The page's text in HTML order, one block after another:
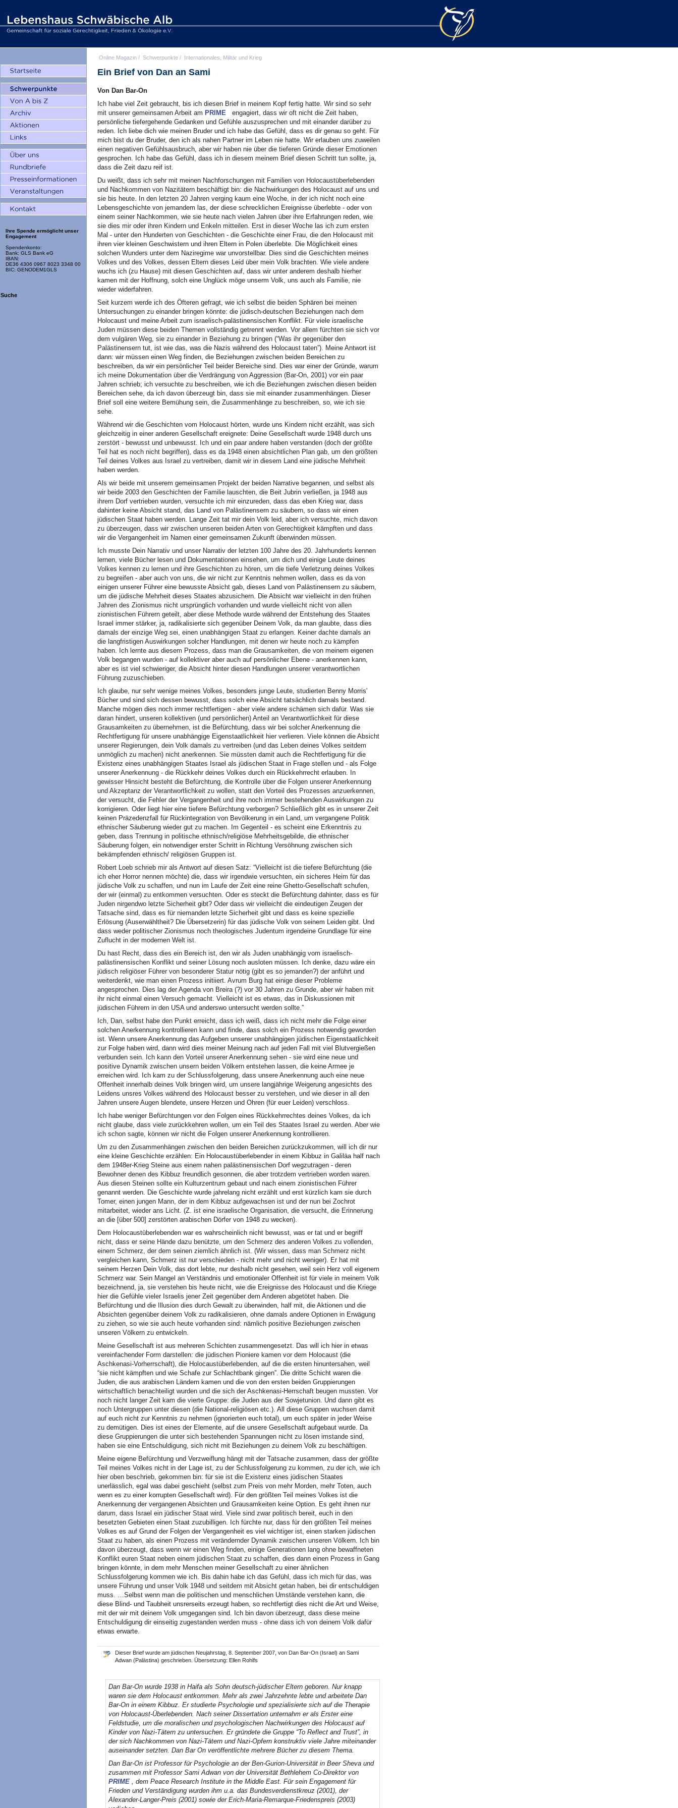
Ihre Spende ermöglicht unser
Engagement
Spendenkonto:
Bank: GLS Bank eG
IBAN:
DE36 4306 0967 8023 3348 00
BIC: GENODEM1GLS
Suche
Online Magazin / Schwerpunkte / Internationales, Militär und Krieg
Ein Brief von Dan an Sami
Von Dan Bar-On
Ich habe viel Zeit gebraucht, bis ich diesen Brief in meinem Kopf fertig hatte. Wir sind so sehr
mit unserer gemeinsamen Arbeit am PRIME
engagiert, dass wir oft nicht die Zeit haben,
persönliche tiefergehende Gedanken und Gefühle auszusprechen und mit einander darüber zu
reden. Ich liebe dich wie meinen Bruder und ich habe das Gefühl, dass es dir genau so geht. Für
mich bist du der Bruder, den ich als nahen Partner im Leben nie hatte. Wir erlauben uns zuweilen
einen negativen Gefühlsausbruch, aber wir haben nie über die tieferen Gründe dieser Emotionen
gesprochen. Ich habe das Gefühl, dass ich in diesem meinem Brief diesen Schritt tun sollte, ja,
dass die Zeit dazu reif ist.
Du weißt, dass ich sehr mit meinen Nachforschungen mit Familien von Holocaustüberlebenden
und Nachkommen von Nazitätern beschäftigt bin: die Nachwirkungen des Holocaust auf uns und
sie bis heute. In den letzten 20 Jahren verging kaum eine Woche, in der ich nicht noch eine
Lebensgeschichte von jemandem las, der diese schrecklichen Ereignisse überlebte - oder von
einem seiner Nachkommen, wie sie heute nach vielen Jahren über ihre Erfahrungen reden, wie
sie dies mir oder ihren Kindern und Enkeln mitteilen. Erst in dieser Woche las ich zum ersten
Mal - unter den Hunderten von Geschichten - die Geschichte einer Frau, die den Holocaust mit
ihren vier kleinen Geschwistern und ihren Eltern in Polen überlebte. Die Möglichkeit eines
solchen Wunders unter dem Naziregime war unvorstellbar. Dies sind die Geschichten meines
Volkes und des Volkes, dessen Eltern dieses Leid über mein Volk brachten. Wie viele andere
wuchs ich (zu Hause) mit diesen Geschichten auf, dass wir unter anderem deshalb hierher
kamen mit der Hoffnung, solch eine Unglück möge unserm Volk, uns auch als Familie, nie
wieder widerfahren.
Seit kurzem werde ich des Öfteren gefragt, wie ich selbst die beiden Sphären bei meinen
Untersuchungen zu einander bringen könnte: die jüdisch-deutschen Beziehungen nach dem
Holocaust und meine Arbeit zum israelisch-palästinensischen Konflikt. Für viele israelische
Juden müssen diese beiden Themen vollständig getrennt werden. Vor allem fürchten sie sich vor
dem vulgären Weg, sie zu einander in Beziehung zu bringen (“Was ihr gegenüber den
Palästinensern tut, ist wie das, was die Nazis während des Holocaust taten”). Meine Antwort ist
dann: wir müssen einen Weg finden, die Beziehungen zwischen beiden Bereichen zu
beschreiben, da wir ein persönlicher Teil beider Bereiche sind. Dies war einer der Gründe, warum
ich meine Dokumentation über die Verdrängung von Aggression (Bar-On, 2001) vor ein paar
Jahren schrieb; ich versuchte zu beschreiben, wie ich die Beziehungen zwischen diesen beiden
Bereichen sehe, da ich davon überzeugt bin, dass sie mit einander zusammenhängen. Dieser
Brief soll eine weitere Bemühung sein, die Zusammenhänge zu beschreiben, so, wie ich sie
sehe.
Während wir die Geschichten vom Holocaust hörten, wurde uns Kindern nicht erzählt, was sich
gleichzeitig in einer anderen Gesellschaft ereignete: Deine Gesellschaft wurde 1948 durch uns
zerstört - bewusst und unbewusst. Ich und ein paar andere haben verstanden (doch der größte
Teil hat es noch nicht begriffen), dass es da 1948 einen absichtlichen Plan gab, um den größten
Teil deines Volkes aus Israel zu vertreiben, damit wir in diesem Land eine jüdische Mehrheit
haben werden.
Als wir beide mit unserem gemeinsamen Projekt der beiden Narrative begannen, und selbst als
wir beide 2003 den Geschichten der Familie lauschten, die Beit Jubrin verließen, ja 1948 aus
ihrem Dorf vertrieben wurden, versuchte ich mir einzureden, dass das eben Krieg war, dass
dahinter keine Absicht stand, das Land von Palästinensern zu säubern, so dass wir einen
jüdischen Staat haben werden. Lange Zeit tat mir dein Volk leid, aber ich versuchte, mich davon
zu überzeugen, dass wir zwischen unseren beiden Arten von Gerechtigkeit kämpften und dass
wir die Vergangenheit im Namen einer gemeinsamen Zukunft überwinden müssen.
Ich musste Dein Narrativ und unser Narrativ der letzten 100 Jahre des 20. Jahrhunderts kennen
lernen, viele Bücher lesen und Dokumentationen einsehen, um dich und einige Leute deines
Volkes kennen zu lernen und ihre Geschichten zu hören, um die tiefe Verletzung deines Volkes
zu begreifen - aber auch von uns, die wir nicht zur Kenntnis nehmen wollen, dass es da von
einigen unserer Führer eine bewusste Absicht gab, dieses Land von Palästinensern zu säubern,
um die jüdische Mehrheit dieses Staates abzusichern. Die Absicht war vielleicht in den frühen
Jahren des Zionismus nicht ursprünglich vorhanden und wurde vielleicht nicht von allen
zionistischen Führern geteilt, aber diese Methode wurde während der Entstehung des Staates
Israel immer stärker, ja, radikalisierte sich gegenüber Deinem Volk, da man glaubte, dass dies
damals der einzige Weg sei, einen unabhängigen Staat zu erlangen. Keiner dachte damals an
die langfristigen Auswirkungen solcher Handlungen, mit denen wir heute noch zu kämpfen
haben. Ich lernte aus diesem Prozess, dass man die Grausamkeiten, die von meinem eigenen
Volk begangen wurden - auf kollektiver aber auch auf persönlicher Ebene - anerkennen kann,
aber es ist viel schwieriger, die Absicht hinter diesen Handlungen unserer verantwortlichen
Führung zuzuschieben.
Ich glaube, nur sehr wenige meines Volkes, besonders junge Leute, studierten Benny Morris’
Bücher und sind sich dessen bewusst, dass solch eine Absicht tatsächlich damals bestand.
Manche mögen dies noch immer rechtfertigen - aber viele andere schämen sich dafür. Was sie
daran hindert, unseren kollektiven (und persönlichen) Anteil an Verantwortlichkeit für diese
Grausamkeiten zu übernehmen, ist die Befürchtung, dass wir bei solcher Anerkennung die
Rechtfertigung für unsere unabhängige Eigenstaatlichkeit hier verlieren. Viele können die Absicht
unserer Regierungen, dein Volk damals zu vertreiben (und das Leben deines Volkes seitdem
unmöglich zu machen) nicht anerkennen. Sie müssten damit auch die Rechtfertigung für die
Existenz eines unabhängigen Staates Israel als jüdischen Staat in Frage stellen und - als Folge
unserer Anerkennung - die Rückkehr deines Volkes durch ein Rückkehrrecht erlauben. In
gewisser Hinsicht besteht die Befürchtung, die Kontrolle über die Folgen unserer Anerkennung
und Akzeptanz der Verantwortlichkeit zu wollen, statt den Vorteil des Prozesses anzuerkennen,
der versucht, die Fehler der Vergangenheit und ihre noch immer bestehenden Auswirkungen zu
korrigieren. Oder liegt hier eine tiefere Befürchtung verborgen? Schließlich gibt es in unserer Zeit
keinen Präzedenzfall für Rückintegration von Bevölkerung in ein Land, um vergangene Politik
ethnischer Säuberung wieder gut zu machen. Im Gegenteil - es scheint eine Erkenntnis zu
geben, dass Trennung in politische ethnisch/religiöse Mehrheitsgebilde, die ethnischer
Säuberung folgen, ein notwendiger erster Schritt in Richtung Versöhnung zwischen sich
bekämpfenden ethnisch/ religiösen Gruppen ist.
Robert Loeb schrieb mir als Antwort auf diesen Satz: “Vielleicht ist die tiefere Befürchtung (die
ich eher Horror nennen möchte) die, dass wir irgendwie versuchten, ein sicheres Heim für das
jüdische Volk zu schaffen, und nun im Laufe der Zeit eine reine Ghetto-Gesellschaft schufen,
der wir (einmal) zu entkommen versuchten. Oder es steckt die Befürchtung dahinter, dass es für
Juden nirgendwo letzte Sicherheit gibt? Oder dass wir vielleicht die eindeutigen Zeugen der
Tatsache sind, dass es für niemanden letzte Sicherheit gibt und dass es keine spezielle
Erlösung (Auserwähltheit? Die Übersetzerin) für das jüdische Volk von seinem Leiden gibt. Und
dass weder politischer Zionismus noch theologisches Judentum irgendeine Grundlage für eine
Zuflucht in der modernen Welt ist.
Du hast Recht, dass dies ein Bereich ist, den wir als Juden unabhängig vom israelisch-
palästinensischen Konflikt und seiner Lösung noch ausloten müssen. Ich denke, dazu wäre ein
jüdisch religiöser Führer von besonderer Statur nötig (gibt es so jemanden?) der anführt und
weiterdenkt, wie man einen Prozess initiiert. Avrum Burg hat einige dieser Probleme
angesprochen. Dies lag der Agenda von Breira (?) vor 30 Jahren zu Grunde, aber wir haben mit
ihr nicht einmal einen Versuch gemacht. Vielleicht ist es etwas, das in Diskussionen mit
jüdischen Führern in den USA und anderswo untersucht werden sollte.”
Ich, Dan, selbst habe den Punkt erreicht, dass ich weiß, dass ich nicht mehr die Folge einer
solchen Anerkennung kontrollieren kann und finde, dass solch ein Prozess notwendig geworden
ist. Wenn unsere Anerkennung das Aufgeben unserer unabhängigen jüdischen Eigenstaatlichkeit
zur Folge haben wird, dann wird dies meiner Meinung nach auf jeden Fall mit viel Blutvergießen
verbunden sein. Ich kann den Vorteil unserer Anerkennung sehen - sie wird eine neue und
positive Dynamik zwischen unsern beiden Völkern entstehen lassen, die keine Armee je
erreichen wird. Ich kam zu der Schlussfolgerung, dass unsere Anerkennung auch eine neue
Offenheit innerhalb deines Volk bringen wird, um unsere langjährige Weigerung angesichts des
Leidens unsres Volkes während des Holocaust besser zu verstehen, und wie dieser in all den
Jahren unsere Augen blendete, unsere Herzen und Ohren (für euer Leiden) verschloss.
Ich habe weniger Befürchtungen vor den Folgen eines Rückkehrrechtes deines Volkes, da ich
nicht glaube, dass viele zurückkehren wollen, um ein Teil des Staates Israel zu werden. Aber wie
ich schon sagte, können wir nicht die Folgen unserer Anerkennung kontrollieren.
Um zu den Zusammenhängen zwischen den beiden Bereichen zurückzukommen, will ich dir nur
eine kleine Geschichte erzählen: Ein Holocaustüberlebender in einem Kibbuz in Galiläa half nach
dem 1948er-Krieg Steine aus einem nahen palästinensischen Dorf wegzutragen - deren
Bewohner denen des Kibbuz freundlich gesonnen, die aber trotzdem vertrieben worden waren.
Aus diesen Steinen sollte ein Kulturzentrum gebaut und nach einem zionistischen Führer
genannt werden. Die Geschichte wurde jahrelang nicht erzählt und erst kürzlich kam sie durch
Tomer, einen jungen Mann, der in dem Kibbuz aufgewachsen ist und der nun bei Zochrot
mitarbeitet, wieder ans Licht. (Z. ist eine israelische Organisation, die versucht, die Erinnerung
an die [über 500] zerstörten arabischen Dörfer von 1948 zu wecken).
Dem Holocaustüberlebenden war es wahrscheinlich nicht bewusst, was er tat und er begriff
nicht, dass er seine Hände dazu benützte, um den Schmerz des anderen Volkes zu vollenden,
einem Schmerz, der dem seinen ziemlich ähnlich ist. (Wir wissen, dass man Schmerz nicht
vergleichen kann, Schmerz ist nur verschieden - nicht mehr und nicht weniger). Er hat mit
seinem Herzen Dein Volk, das dort lebte, nur deshalb nicht gesehen, weil sein Herz voll eigenem
Schmerz war. Sein Mangel an Verständnis und emotionaler Offenheit ist für viele in meinem Volk
bezeichnend, ja, sie verstehen bis heute nicht, wie die Ereignisse des Holocaust und die Kriege
hier die Gefühle vieler Israelis jener Zeit gegenüber dem Anderen abgetötet haben. Die
Befürchtung und die Illusion dies durch Gewalt zu überwinden, half mit, die Aktionen und die
Absichten gegenüber deinem Volk zu radikalisieren, ohne damals andere Optionen in Erwägung
zu ziehen, so wie sie auch heute vorhanden sind: nämlich positive Beziehungen zwischen
unseren Völkern zu entwickeln.
Meine Gesellschaft ist aus mehreren Schichten zusammengesetzt. Das will ich hier in etwas
vereinfachender Form darstellen: die jüdischen Pioniere kamen vor dem Holocaust (die
Aschkenasi-Vorherrschaft), die Holocaustüberlebenden, auf die die ersten hinuntersahen, weil
“sie nicht kämpften und wie Schafe zur Schlachtbank gingen”. Die dritte Schicht waren die
Juden, die aus arabischen Ländern kamen und die von den ersten beiden Gruppierungen
wirtschaftlich benachteiligt wurden und die sich der Aschkenasi-Herrschaft beugen mussten. Vor
noch nicht langer Zeit kam die vierte Gruppe: die Juden aus der Sowjetunion. Und dann gibt es
noch Untergruppen unter diesen (die National-religiösen etc.). All diese Gruppen wuchsen damit
auf euch nicht zur Kenntnis zu nehmen (ignorierten euch total), um euch später in jeder Weise
zu demütigen. Dies ist eines der Elemente, auf die unsere Gesellschaft aufgebaut wurde. Da
diese Gruppierungen die unter sich bestehenden Spannungen nicht zu lösen imstande sind,
haben sie eine Entschuldigung, sich nicht mit Beziehungen zu deinem Volk zu beschäftigen.
Meine eigene Befürchtung und Verzweiflung hängt mit der Tatsache zusammen, dass der größte
Teil meines Volkes nicht in der Lage ist, zu der Schlussfolgerung zu kommen, zu der ich, wie ich
hier oben beschrieb, gekommen bin: für sie ist die Existenz eines jüdischen Staates
unerlässlich, egal was dabei geschieht (selbst zum Preis von mehr Morden, mehr Toten, auch
wenn es zu einer korrupten Gesellschaft wird). Für den größten Teil meines Volkes ist die
Anerkennung der vergangenen Absichten und Grausamkeiten keine Option. Es geht ihnen nur
darum, dass Israel ein jüdischer Staat wird. Viele sind zwar politisch bereit, euch in den
besetzten Gebieten einen Staat zuzubilligen. Ich fürchte nur, dass für den größten Teil meines
Volkes es auf Grund der Folgen der Vergangenheit es viel wichtiger ist, einen starken jüdischen
Staat zu haben, als einen Prozess mit verändernder Dynamik zwischen unseren Völkern. Ich bin
davon überzeugt, dass wenn wir einen Weg finden, einige Generationen lang ohne bewaffneten
Konflikt euren Staat neben einem jüdischen Staat zu schaffen, dies dann einen Prozess in Gang
bringen könnte, in dem mehr Menschen meiner Gesellschaft zu einer ähnlichen
Schlussfolgerung kommen wie ich. Bis dahin habe ich das Gefühl, dass ich mich für das, was
unsere Führung und unser Volk 1948 und seitdem mit Absicht getan haben, bei dir entschuldigen
muss. …Selbst wenn man die politischen und menschlichen Umstände verstehen kann, die
diese Blind- und Taubheit unsrerseits erzeugt haben, so rechtfertigt dies nicht die Art und Weise,
mit der wir mit deinem Volk umgegangen sind. Ich bin davon überzeugt, dass diese meine
Entschuldigung dir einseitig zugestanden werden muss - ohne dass ich von deinem Volk dafür
etwas erwarte.
Dieser Brief wurde am jüdischen Neujahrstag, 8. September 2007, von Dan Bar-On (Israel) an Sami
Adwan (Palästina) geschrieben. Übersetzung: Ellen Rohlfs
Dan Bar-On wurde 1938 in Haifa als Sohn deutsch-jüdischer Eltern geboren. Nur knapp
waren sie dem Holocaust entkommen. Mehr als zwei Jahrzehnte lebte und arbeitete Dan
Bar-On in einem Kibbuz. Er studierte Psychologie und spezialisierte sich auf die Therapie
von Holocaust-Überlebenden. Nach seiner Dissertation unternahm er als Erster eine
Feldstudie, um die moralischen und psychologischen Nachwirkungen des Holocaust auf
Kinder von Nazi-Tätern zu untersuchen. Er gründete die Gruppe “To Reflect and Trust”, in
der sich Nachkommen von Nazi-Tätern und Nazi-Opfern konstruktiv viele Jahre miteinander
auseinander setzten. Dan Bar On veröffentlichte mehrere Bücher zu diesem Thema.
Dan Bar-On ist Professor für Psychologie an der Ben-Gurion-Universität in Beer Sheva und
zusammen mit Professor Sami Adwan von der Universität Bethlehem Co-Direktor von
PRIME
, dem Peace Research Institute in the Middle East. Für sein Engagement für
Frieden und Verständigung wurden ihm u.a. das Bundesverdienstkreuz (2001), der
Alexander-Langer-Preis (2001) sowie der Erich-Maria-Remarque-Friedenspreis (2003)